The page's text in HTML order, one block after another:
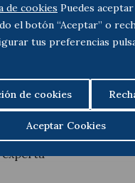
de cookies Puedes
el botón “Aceptar” o
tus preferencias
de cookies
Aceptar Cookies
en
la
Caixa y
Toda &
con
Francia.
legal a
potencial
las